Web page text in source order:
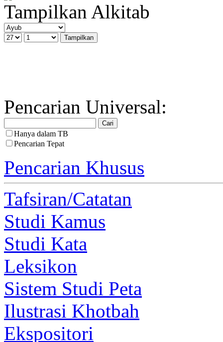
Tampilkan Alkitab
Pencarian Universal:
Hanya dalam TB
Pencarian Tepat
Pencarian Khusus
Tafsiran/Catatan
Studi Kamus
Studi Kata
Leksikon
Sistem Studi Peta
Ilustrasi Khotbah
Ekspositori